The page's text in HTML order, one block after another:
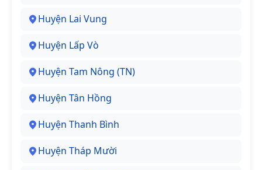
Huyện Lai Vung
Huyện Lấp Vò
Huyện Tam Nông (TN)
Huyện Tân Hồng
Huyện Thanh Bình
Huyện Tháp Mười